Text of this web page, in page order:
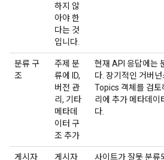
하지 않
아야 한
다는 것
입니다.
분류 구
조
주제 분
류에 ID,
버전 관
리, 기타
메타데
이터 구
조 추가
현재 API 응답에는
다. 장기적인 거버
Topics 객체를 검토
리에 추가 메타데이
다.
게시자 게시자 사이트가 잘못 분류